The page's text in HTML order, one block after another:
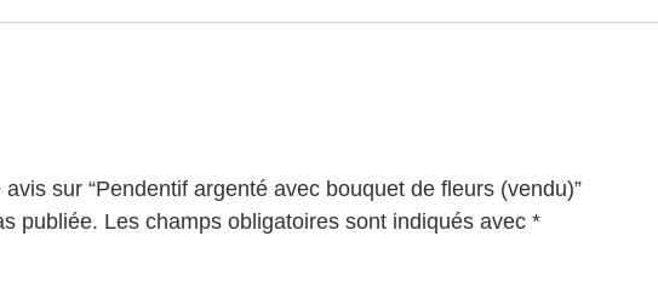
sur “Pendentif argenté avec bouquet de fleurs (vendu)”
publiée. Les champs obligatoires sont indiqués avec *